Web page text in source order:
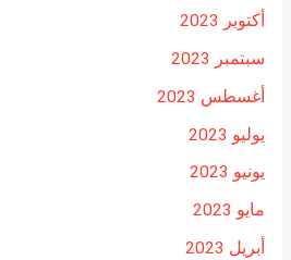
أكتوبر 2023
سبتمبر 2023
أغسطس 2023
يوليو 2023
يونيو 2023
مايو 2023
أبريل 2023